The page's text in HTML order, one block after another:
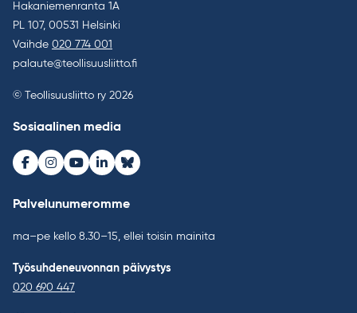
Hakaniemenranta 1A
PL 107, 00531 Helsinki
Vaihde 020 774 001
palaute@teollisuusliitto.fi
© Teollisuusliitto ry 2026
Sosiaalinen media
Facebook
Instagram
Youtube
LinkedInBluesky
Palvelunumeromme
ma–pe kello 8.30–15, ellei toisin mainita
Työsuhdeneuvonnan päivystys
020 690 447